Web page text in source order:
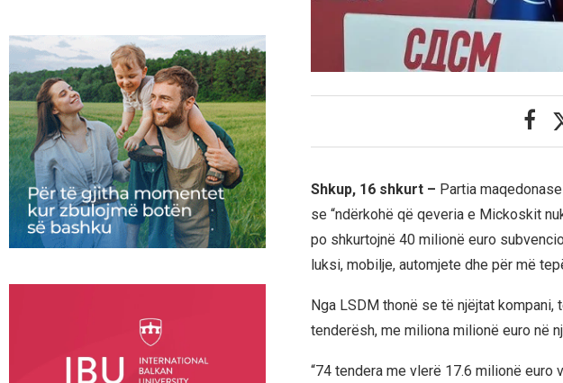
Shkup, 16 shkurt – Partia
se “ndërkohë që qeveria e Mickoskit
po shkurtojnë 40 milionë euro
luksi, mobilje, automjete dhe për më
Nga LSDM thonë se të njëjtat
tenderësh, me miliona milionë euro në
“74 tendera me vlerë 17.6 milionë euro